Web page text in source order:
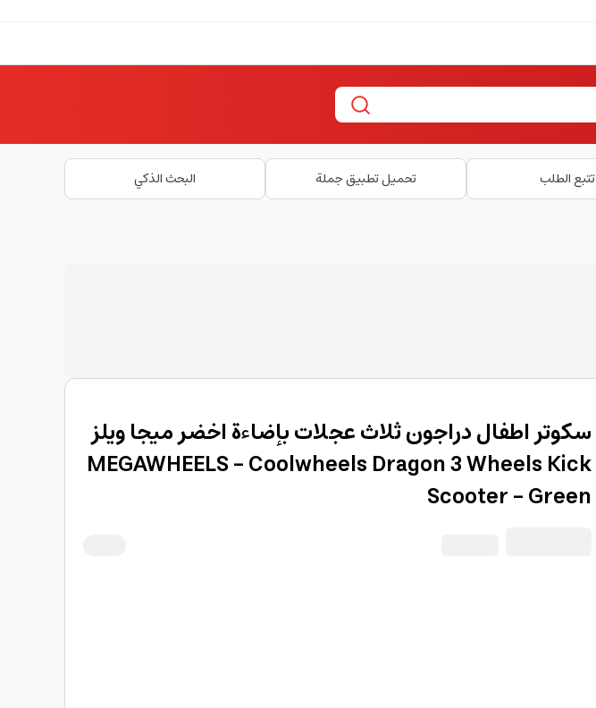
تتبع الطلب تحميل تطبيق جملة البحث الذكي
سكوتر اطفال دراجون ثلاث عجلات بإضاءة اخضر ميجا ويلز
MEGAWHEELS - Coolwheels Dragon 3 Wheels Kick
Scooter - Green